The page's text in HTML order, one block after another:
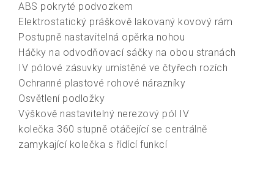
ABS pokryté podvozkem
Elektrostatický práškově lakovaný kovový rám
Postupně nastavitelná opěrka nohou
Háčky na odvodňovací sáčky na obou stranách
IV pólové zásuvky umístěné ve čtyřech rozích
Ochranné plastové rohové nárazníky
Osvětlení podložky
Výškově nastavitelný nerezový pól IV
kolečka 360 stupně otáčející se centrálně
zamykající kolečka s řídící funkcí